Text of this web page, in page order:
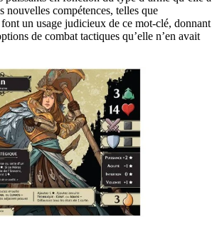
nouvelles compétences, telles que
un usage judicieux de ce mot-clé, donnant
de combat tactiques qu’elle n’en avait